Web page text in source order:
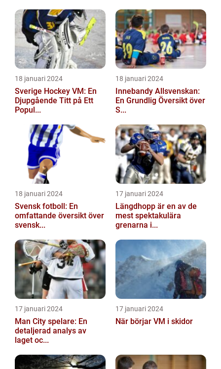
18 januari 2024
Sverige Hockey VM: En
Djupgående Titt på Ett
Popul...
18 januari 2024
Innebandy Allsvenskan:
En Grundlig Översikt över
S...
18 januari 2024
Svensk fotboll: En
omfattande översikt över
svensk...
17 januari 2024
Längdhopp är en av de
mest spektakulära
grenarna i...
17 januari 2024
Man City spelare: En
detaljerad analys av
laget oc...
17 januari 2024
När börjar VM i skidor